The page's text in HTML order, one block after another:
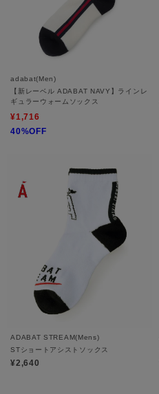
adabat(Men)
【新レーベル ADABAT NAVY】ラインレ
ギュラーウォームソックス
¥1,716
40%OFF
ADABAT STREAM(Mens)
STショートアシストソックス
¥2,640